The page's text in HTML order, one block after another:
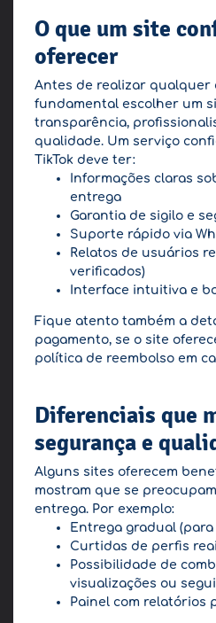
O que um site
oferecer
Antes de realizar qualquer
fundamental escolher um
transparência,
qualidade. Um serviço
TikTok deve ter:
Informações claras
entrega
Garantia de sigilo e
Suporte rápido via
Relatos de usuários
verificados)
Interface intuitiva e
Fique atento também a
pagamento, se o site
política de reembolso em
Diferenciais que
segurança e
Alguns sites oferecem
mostram que se
entrega. Por exemplo:
Entrega gradual
Curtidas de perfis
Possibilidade de
visualizações ou
Painel com relatórios